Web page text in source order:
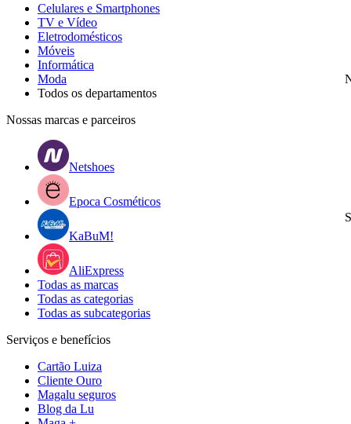
Celulares e Smartphones
TV e Vídeo
Eletrodomésticos
Móveis
Informática
Moda
Todos os departamentos
Nossas marcas e parceiros
Netshoes
Epoca Cosméticos
KaBuM!
AliExpress
Todas as marcas
Todas as categorias
Todas as subcategorias
Serviços e benefícios
Cartão Luiza
Cliente Ouro
Magalu seguros
Blog da Lu